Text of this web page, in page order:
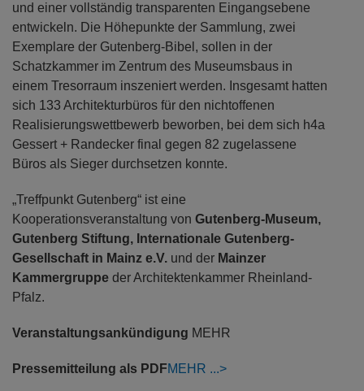
und einer vollständig transparenten Eingangsebene
entwickeln. Die Höhepunkte der Sammlung, zwei
Exemplare der Gutenberg-Bibel, sollen in der
Schatzkammer im Zentrum des Museumsbaus in
einem Tresorraum inszeniert werden. Insgesamt hatten
sich 133 Architekturbüros für den nichtoffenen
Realisierungswettbewerb beworben, bei dem sich h4a
Gessert + Randecker final gegen 82 zugelassene
Büros als Sieger durchsetzen konnte.
„Treffpunkt Gutenberg“ ist eine
Kooperationsveranstaltung von Gutenberg-Museum,
Gutenberg Stiftung, Internationale Gutenberg-
Gesellschaft in Mainz e.V. und der Mainzer
Kammergruppe der Architektenkammer Rheinland-
Pfalz.
Veranstaltungsankündigung MEHR
Pressemitteilung als PDFMEHR